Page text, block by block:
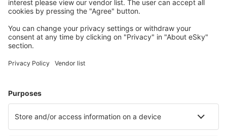
Planifică-ți călătoria
Zbor+Hotel
Hoteluri
Transferuri aeroport